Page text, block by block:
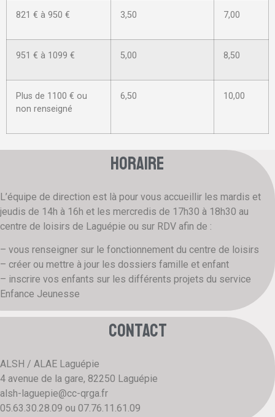
821 € à 950 € 3,50 7,00
951 € à 1099 € 5,00 8,50
Plus de 1100 € ou
non renseigné
6,50 10,00
horaire
L’équipe de direction est là pour vous accueillir les mardis et
jeudis de 14h à 16h et les mercredis de 17h30 à 18h30 au
centre de loisirs de Laguépie ou sur RDV afin de :
– vous renseigner sur le fonctionnement du centre de loisirs
– créer ou mettre à jour les dossiers famille et enfant
– inscrire vos enfants sur les différents projets du service
Enfance Jeunesse
contact
ALSH / ALAE Laguépie
4 avenue de la gare, 82250 Laguépie
alsh-laguepie@cc-qrga.fr
05.63.30.28.09 ou 07.76.11.61.09